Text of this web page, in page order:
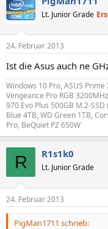
Lt. Junior Grade
24. Februar 2013
Ist die Asus auch ne
Windows 10 Pro, ASUS
Vengeance Pro RGB
970 Evo Plus 500GB M.2-
Blue 4TB, WD Green 1TB,
Pro, BeQuiet PZ 650W
R R1s1k0
Lt. Junior Grade
24. Februar 2013
PigMan1711 schrieb: